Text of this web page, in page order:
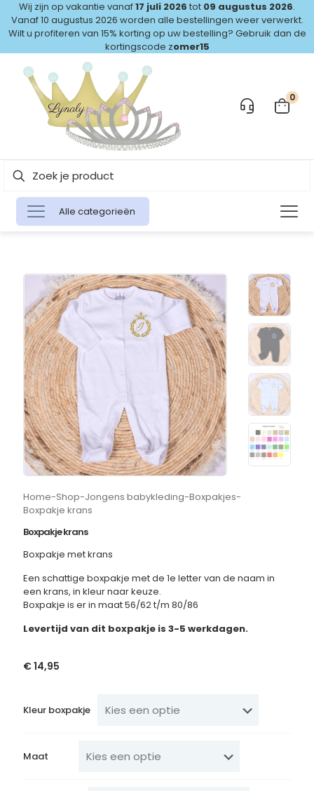
Wij zijn op vakantie vanaf17 juli 2026 tot 09 augustus 2026.
Vanaf 10 augustus 2026 worden alle bestellingen weer verwerkt.
Wilt u profiteren van 15% korting op uw bestelling? Gebruik dan de
kortingscode zomer15
0
Alle categorieën
Home-Shop-Jongens babykleding-Boxpakjes-
Boxpakje krans
Boxpakje krans
Boxpakje met krans
Een schattige boxpakje met de 1e letter van de naam in
een krans, in kleur naar keuze.
Boxpakje is er in maat 56/62 t/m 80/86
Levertijd van dit boxpakje is 3-5 werkdagen.
€14,95
Kleur boxpakje
Maat